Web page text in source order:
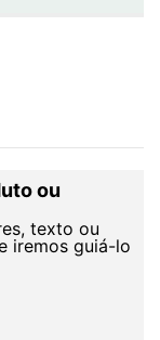
ou
texto ou
iremos guiá-lo